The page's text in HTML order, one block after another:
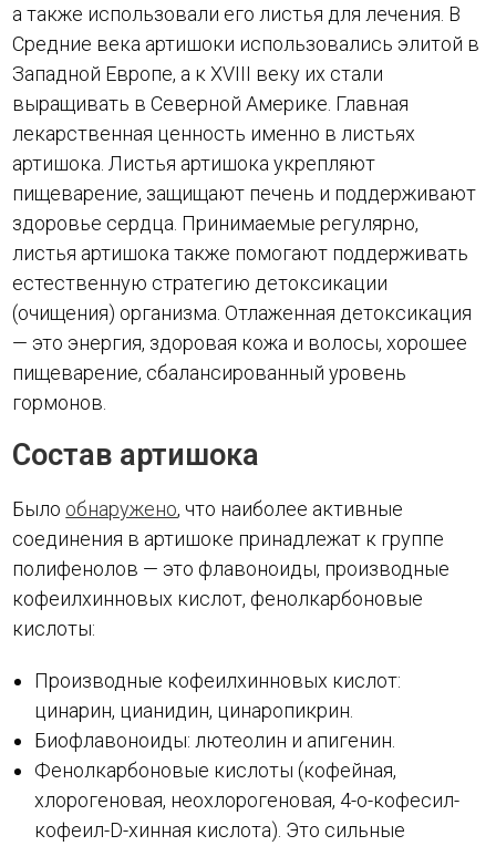
а также использовали его листья для лечения. В
Средние века артишоки использовались элитой в
Западной Европе, а к XVIII веку их стали
выращивать в Северной Америке. Главная
лекарственная ценность именно в листьях
артишока. Листья артишока укрепляют
пищеварение, защищают печень и поддерживают
здоровье сердца. Принимаемые регулярно,
листья артишока также помогают поддерживать
естественную стратегию детоксикации
(очищения) организма. Отлаженная детоксикация
— это энергия, здоровая кожа и волосы, хорошее
пищеварение, сбалансированный уровень
гормонов.
Состав артишока
Было обнаружено, что наиболее активные
соединения в артишоке принадлежат к группе
полифенолов — это флавоноиды, производные
кофеилхинновых кислот, фенолкарбоновые
кислоты:
Производные кофеилхинновых кислот:
цинарин, цианидин, цинаропикрин.
Биофлавоноиды: лютеолин и апигенин.
Фенолкарбоновые кислоты (кофейная,
хлорогеновая, неохлорогеновая, 4-о-кофесил-
кофеил-D-хинная кислота). Это сильные